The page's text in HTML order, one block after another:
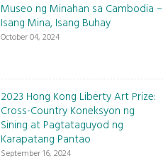
Museo ng Minahan sa Cambodia –
Isang Mina, Isang Buhay
October 04, 2024
2023 Hong Kong Liberty Art Prize:
Cross-Country Koneksyon ng
Sining at Pagtataguyod ng
Karapatang Pantao
September 16, 2024